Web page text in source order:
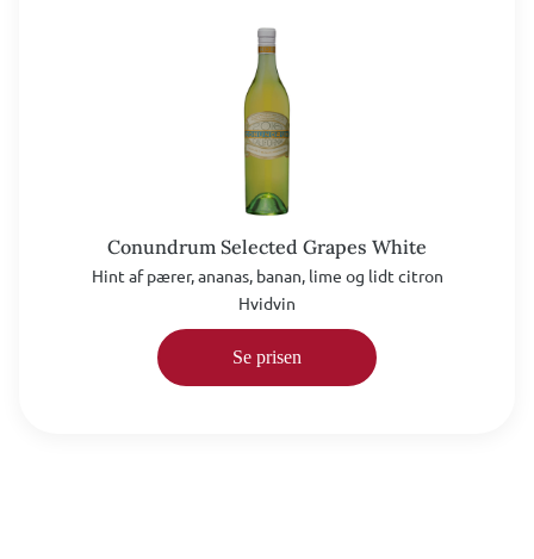
Conundrum Selected Grapes White
Hint af pærer, ananas, banan, lime og lidt citron
Hvidvin
Se prisen